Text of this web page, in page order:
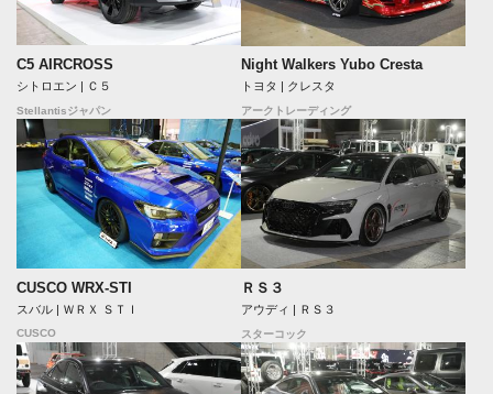
C5 AIRCROSS
シトロエン | Ｃ５
Stellantisジャパン
Night Walkers Yubo Cresta
トヨタ | クレスタ
アークトレーディング
CUSCO WRX-STI
スバル | ＷＲＸ ＳＴＩ
CUSCO
ＲＳ３
アウディ | ＲＳ３
スターコック